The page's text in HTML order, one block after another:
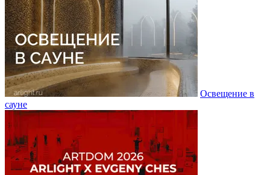
Освещение в
сауне